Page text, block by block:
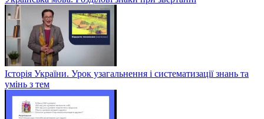
Історія України. Урок узагальнення і систематизації знань та
умінь з тем